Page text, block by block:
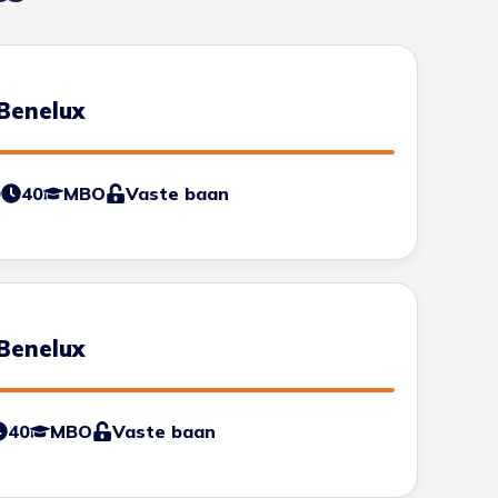
40 MBO Vaste baan
40 MBO Vaste baan